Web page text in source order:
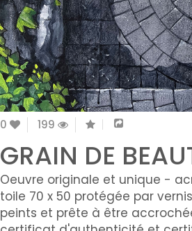
0 199
GRAIN DE
Oeuvre originale et unique -
toile 70 x 50 protégée par
peints et prête à être